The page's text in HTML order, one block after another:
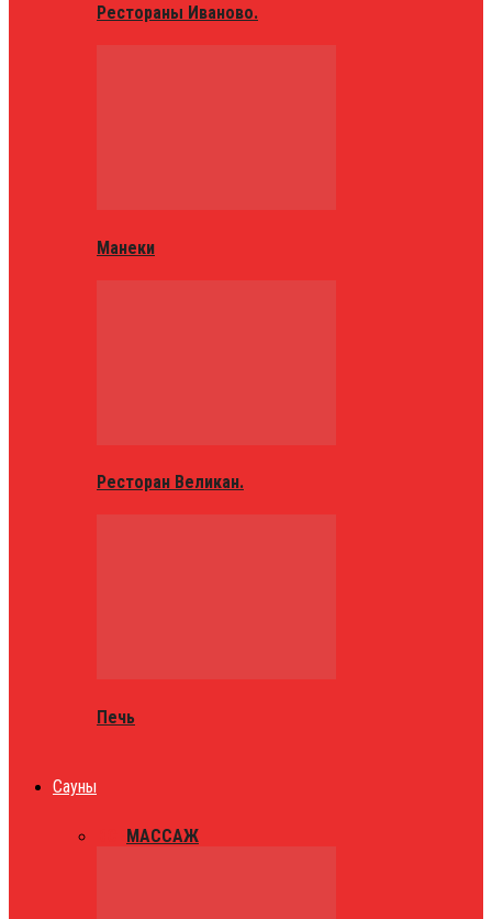
Рестораны Иваново.
Манеки
Ресторан Великан.
Печь
Сауны
МАССАЖ